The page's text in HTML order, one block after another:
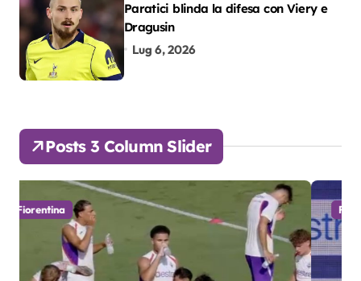
Paratici blinda la difesa con Viery e
Dragusin
Lug 6, 2026
Posts 3 Column Slider
Fiorentina